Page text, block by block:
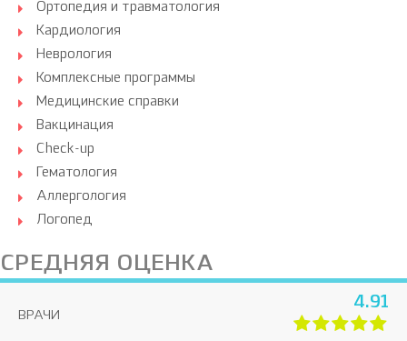
Ортопедия и травматология
Кардиология
Неврология
Комплексные программы
Медицинские справки
Вакцинация
Check-up
Гематология
Аллергология
Логопед
СРЕДНЯЯ ОЦЕНКА
ВРАЧИ
4.91